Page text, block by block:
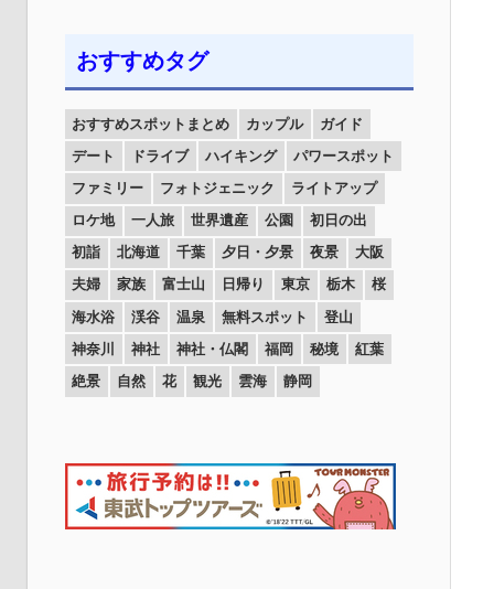
おすすめタグ
おすすめスポットまとめ カップル
ガイド
デート
ドライブ ハイキング
パワースポット
ファミリー
フォトジェニック
ライトアップ
ロケ地
一人旅 世界遺産 公園
初日の出
初詣
北海道 千葉 夕日・夕景 夜景
大阪
夫婦
家族 富士山 日帰り 東京 栃木
桜
海水浴
渓谷 温泉 無料スポット
登山
神奈川
神社 神社・仏閣 福岡 秘境
紅葉
絶景
自然 花 観光 雲海 静岡